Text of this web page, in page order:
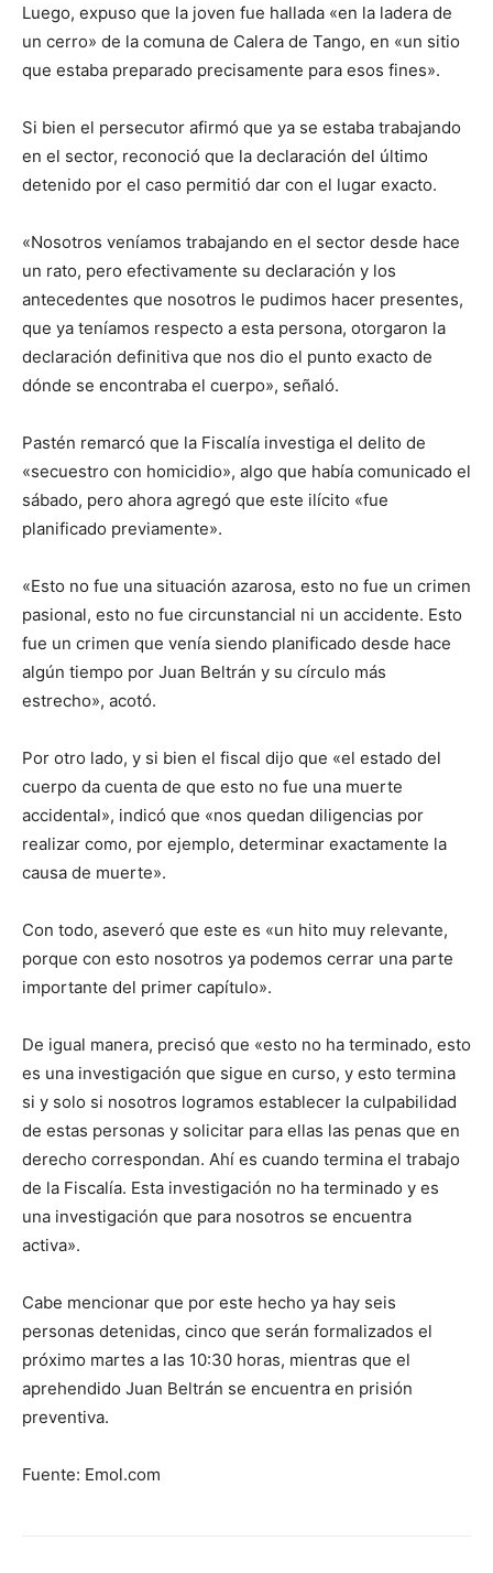
Luego, expuso que la joven fue hallada «en la ladera de
un cerro» de la comuna de Calera de Tango, en «un sitio
que estaba preparado precisamente para esos fines».
Si bien el persecutor afirmó que ya se estaba trabajando
en el sector, reconoció que la declaración del último
detenido por el caso permitió dar con el lugar exacto.
«Nosotros veníamos trabajando en el sector desde hace
un rato, pero efectivamente su declaración y los
antecedentes que nosotros le pudimos hacer presentes,
que ya teníamos respecto a esta persona, otorgaron la
declaración definitiva que nos dio el punto exacto de
dónde se encontraba el cuerpo», señaló.
Pastén remarcó que la Fiscalía investiga el delito de
«secuestro con homicidio», algo que había comunicado el
sábado, pero ahora agregó que este ilícito «fue
planificado previamente».
«Esto no fue una situación azarosa, esto no fue un crimen
pasional, esto no fue circunstancial ni un accidente. Esto
fue un crimen que venía siendo planificado desde hace
algún tiempo por Juan Beltrán y su círculo más
estrecho», acotó.
Por otro lado, y si bien el fiscal dijo que «el estado del
cuerpo da cuenta de que esto no fue una muerte
accidental», indicó que «nos quedan diligencias por
realizar como, por ejemplo, determinar exactamente la
causa de muerte».
Con todo, aseveró que este es «un hito muy relevante,
porque con esto nosotros ya podemos cerrar una parte
importante del primer capítulo».
De igual manera, precisó que «esto no ha terminado, esto
es una investigación que sigue en curso, y esto termina
si y solo si nosotros logramos establecer la culpabilidad
de estas personas y solicitar para ellas las penas que en
derecho correspondan. Ahí es cuando termina el trabajo
de la Fiscalía. Esta investigación no ha terminado y es
una investigación que para nosotros se encuentra
activa».
Cabe mencionar que por este hecho ya hay seis
personas detenidas, cinco que serán formalizados el
próximo martes a las 10:30 horas, mientras que el
aprehendido Juan Beltrán se encuentra en prisión
preventiva.
Fuente: Emol.com